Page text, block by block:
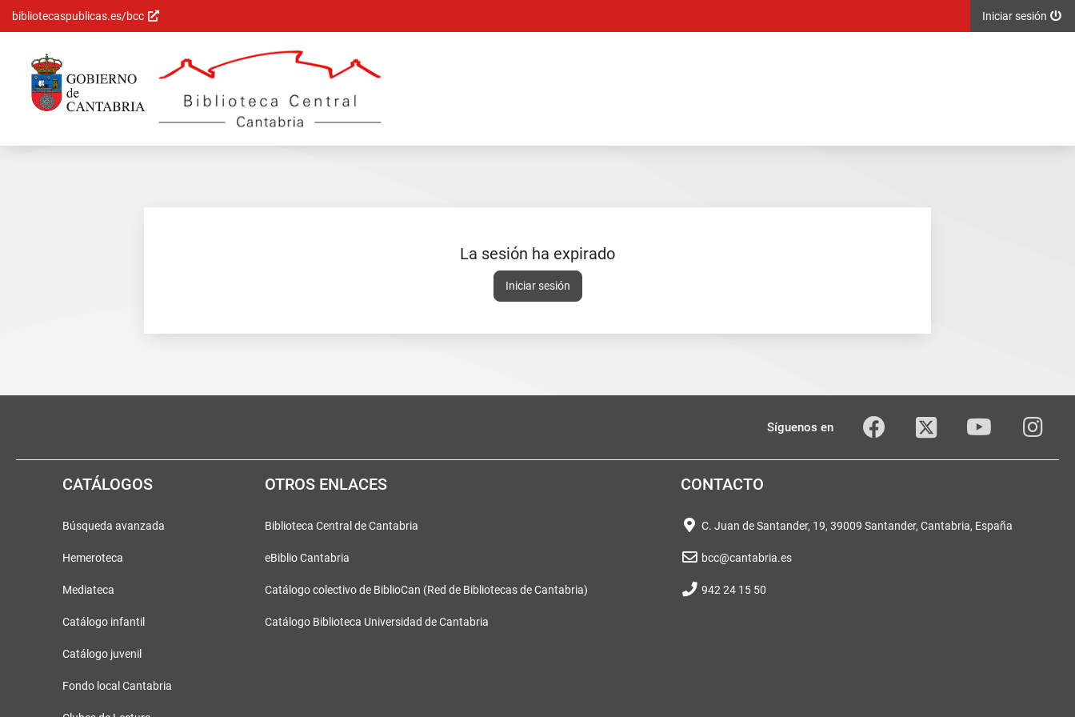
Saltar al
principal
bibliotecaspublicas.es/bcc Iniciar sesión
Sesión
expirada
La sesión ha expirado
Iniciar sesión
Síguenos en Facebook Twitter youTube
CATÁLOGOS
Búsqueda avanzada
Hemeroteca
Mediateca
Catálogo infantil
Catálogo juvenil
Fondo local Cantabria
OTROS ENLACES
Biblioteca Central de Cantabria
eBiblio Cantabria
Catálogo colectivo de BiblioCan (Red de Bibliotecas de Cantabria)
Catálogo Biblioteca Universidad de Cantabria
CONTACTO
C. Juan de Santander, 19, 39009 Santander, Cantabria, España
bcc@cantabria.es
942 24 15 50